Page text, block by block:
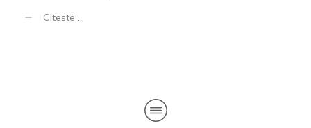
Citeste ...